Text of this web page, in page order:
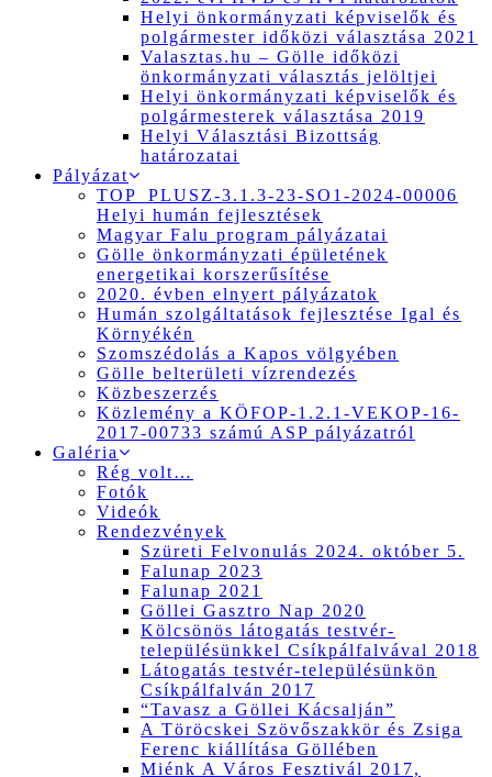
Helyi önkormányzati képviselők és
polgármester időközi választása 2021
Valasztas.hu – Gölle időközi
önkormányzati választás jelöltjei
Helyi önkormányzati képviselők és
polgármesterek választása 2019
Helyi Választási Bizottság
határozatai
Pályázat
TOP_PLUSZ-3.1.3-23-SO1-2024-00006
Helyi humán fejlesztések
Magyar Falu program pályázatai
Gölle önkormányzati épületének
energetikai korszerűsítése
2020. évben elnyert pályázatok
Humán szolgáltatások fejlesztése Igal és
Környékén
Szomszédolás a Kapos völgyében
Gölle belterületi vízrendezés
Közbeszerzés
Közlemény a KÖFOP-1.2.1-VEKOP-16-
2017-00733 számú ASP pályázatról
Galéria
Rég volt…
Fotók
Videók
Rendezvények
Szüreti Felvonulás 2024. október 5.
Falunap 2023
Falunap 2021
Göllei Gasztro Nap 2020
Kölcsönös látogatás testvér-
településünkkel Csíkpálfalvával 2018
Látogatás testvér-településünkön
Csíkpálfalván 2017
“Tavasz a Göllei Kácsalján”
A Töröcskei Szövőszakkör és Zsiga
Ferenc kiállítása Göllében
Miénk A Város Fesztivál 2017,